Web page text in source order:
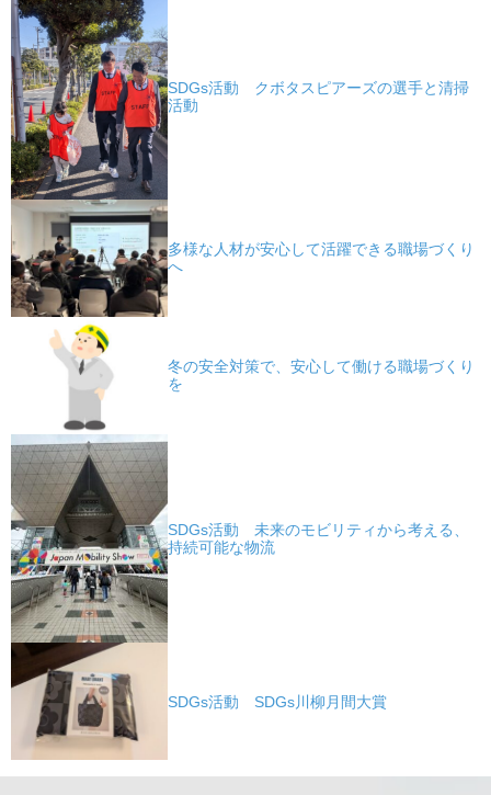
SDGs活動 クボタスピアーズの選手と清掃
活動
多様な人材が安心して活躍できる職場づくり
へ
冬の安全対策で、安心して働ける職場づくり
を
SDGs活動 未来のモビリティから考える、
持続可能な物流
SDGs活動 SDGs川柳月間大賞